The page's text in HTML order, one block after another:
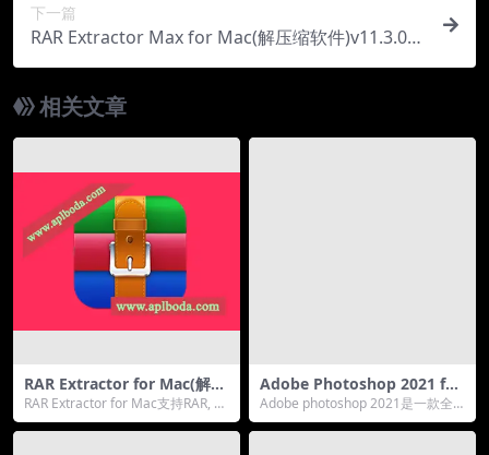
下一篇
RAR Extractor Max for Mac(解压缩软件)v11.3.0中
文版
相关文章
RAR Extractor for Mac(解压
大师 RAR 7Z解压工具)v6.9中
文版
RAR Extractor for Mac支持RAR, ZI
P, 7Z, TAR...
Adobe Photoshop 2021 for
win v22.3.1(ps2021)中文直
装版
Adobe photoshop 2021是一款全
球最大的图像处理软件，Photo...